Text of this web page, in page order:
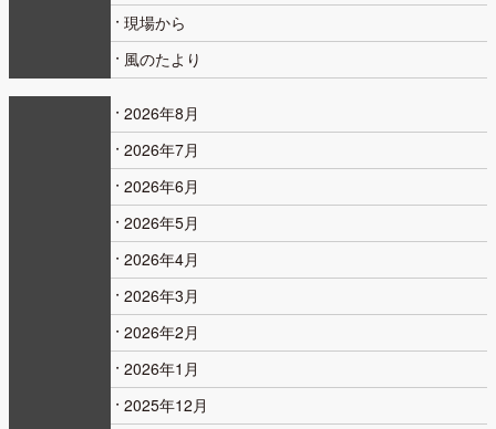
現場から
風のたより
2026年8月
2026年7月
2026年6月
2026年5月
2026年4月
2026年3月
2026年2月
2026年1月
2025年12月